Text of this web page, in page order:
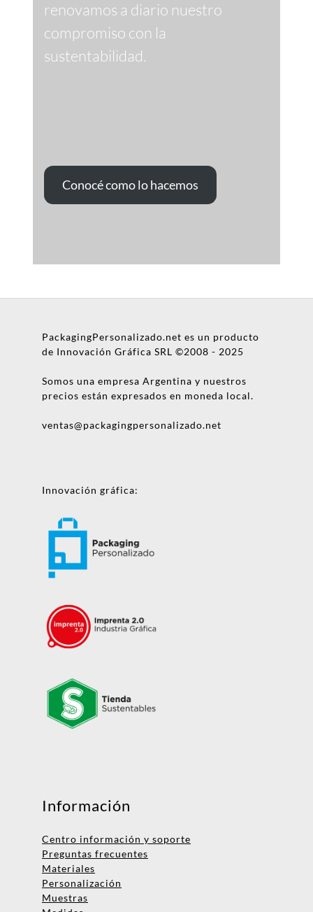
renovamos a diario nuestro
compromiso con la
sustentabilidad.
Conocé como lo hacemos
PackagingPersonalizado.net es un producto
de Innovación Gráfica SRL ©2008 - 2025
Somos una empresa Argentina y nuestros
precios están expresados en moneda local.
ventas@packagingpersonalizado.net
Innovación gráfica:
Información
Centro información y soporte
Preguntas frecuentes
Materiales
Personalización
Muestras